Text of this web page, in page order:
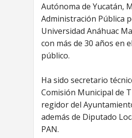
Autónoma de Yucatán,
Administración Pública
Universidad Anáhuac
con más de 30 años en
público.
Ha sido secretario
Comisión Municipal de
regidor del
además de Diputado
PAN.